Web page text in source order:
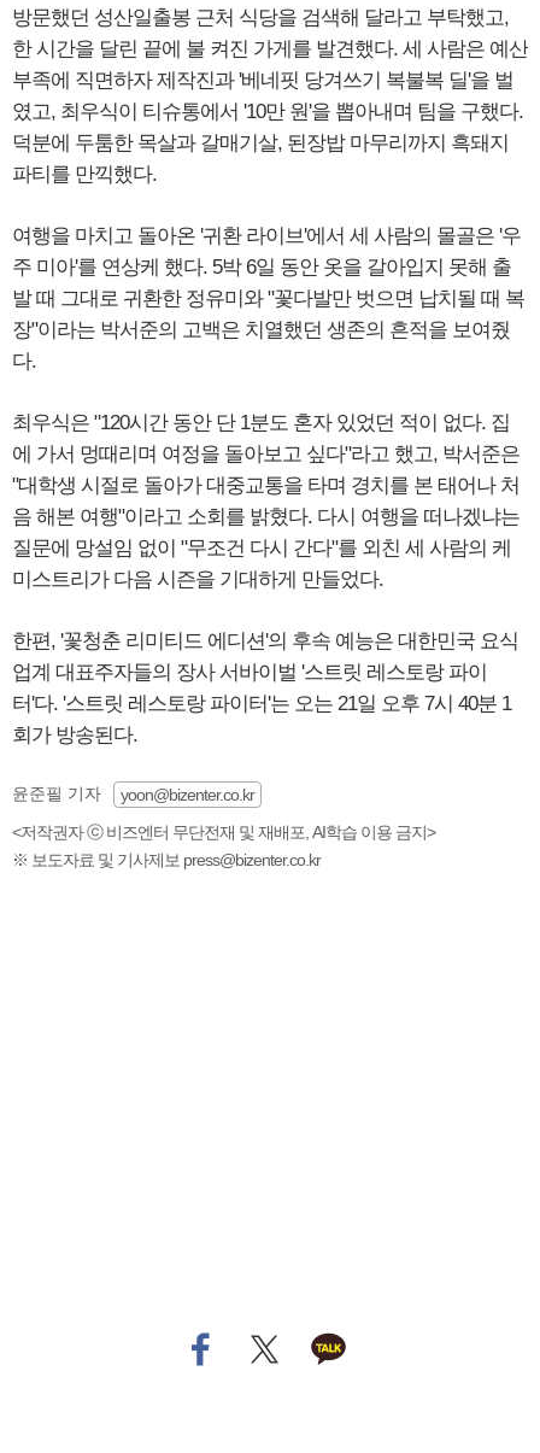
방문했던 성산일출봉 근처 식당을 검색해 달라고 부탁했고,
한 시간을 달린 끝에 불 켜진 가게를 발견했다. 세 사람은 예산
부족에 직면하자 제작진과 '베네핏 당겨쓰기 복불복 딜'을 벌
였고, 최우식이 티슈통에서 '10만 원'을 뽑아내며 팀을 구했다.
덕분에 두툼한 목살과 갈매기살, 된장밥 마무리까지 흑돼지
파티를 만끽했다.
여행을 마치고 돌아온 '귀환 라이브'에서 세 사람의 몰골은 '우
주 미아'를 연상케 했다. 5박 6일 동안 옷을 갈아입지 못해 출
발 때 그대로 귀환한 정유미와 "꽃다발만 벗으면 납치될 때 복
장"이라는 박서준의 고백은 치열했던 생존의 흔적을 보여줬
다.
최우식은 "120시간 동안 단 1분도 혼자 있었던 적이 없다. 집
에 가서 멍때리며 여정을 돌아보고 싶다"라고 했고, 박서준은
"대학생 시절로 돌아가 대중교통을 타며 경치를 본 태어나 처
음 해본 여행"이라고 소회를 밝혔다. 다시 여행을 떠나겠냐는
질문에 망설임 없이 "무조건 다시 간다"를 외친 세 사람의 케
미스트리가 다음 시즌을 기대하게 만들었다.
한편, '꽃청춘 리미티드 에디션'의 후속 예능은 대한민국 요식
업계 대표주자들의 장사 서바이벌 '스트릿 레스토랑 파이
터'다. '스트릿 레스토랑 파이터'는 오는 21일 오후 7시 40분 1
회가 방송된다.
윤준필 기자
yoon@bizenter.co.kr
<저작권자 ⓒ 비즈엔터 무단전재 및 재배포, AI학습 이용 금지>
※ 보도자료 및 기사제보 press@bizenter.co.kr